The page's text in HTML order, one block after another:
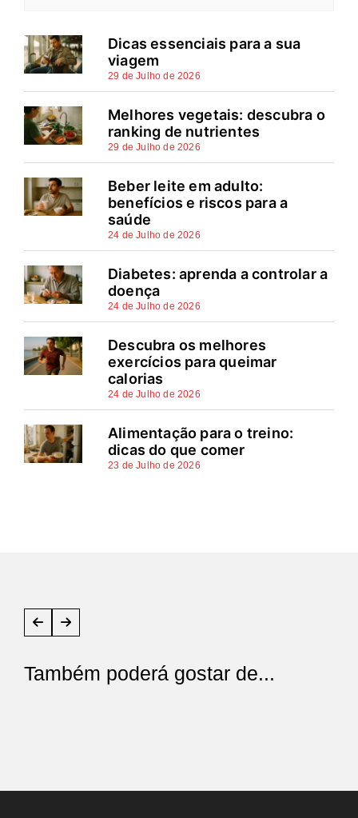
Dicas essenciais para a sua
viagem
29 de Julho de 2026
Melhores vegetais: descubra o
ranking de nutrientes
29 de Julho de 2026
Beber leite em adulto:
benefícios e riscos para a
saúde
24 de Julho de 2026
Diabetes: aprenda a controlar a
doença
24 de Julho de 2026
Descubra os melhores
exercícios para queimar
calorias
24 de Julho de 2026
Alimentação para o treino:
dicas do que comer
23 de Julho de 2026
Também poderá gostar de...